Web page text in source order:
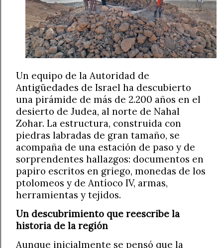
Un equipo de la Autoridad de
Antigüedades de Israel ha descubierto
una pirámide de más de 2.200 años en el
desierto de Judea, al norte de Nahal
Zohar. La estructura, construida con
piedras labradas de gran tamaño, se
acompaña de una estación de paso y de
sorprendentes hallazgos: documentos en
papiro escritos en griego, monedas de los
ptolomeos y de Antíoco IV, armas,
herramientas y tejidos.
Un descubrimiento que reescribe la
historia de la región
Aunque inicialmente se pensó que la